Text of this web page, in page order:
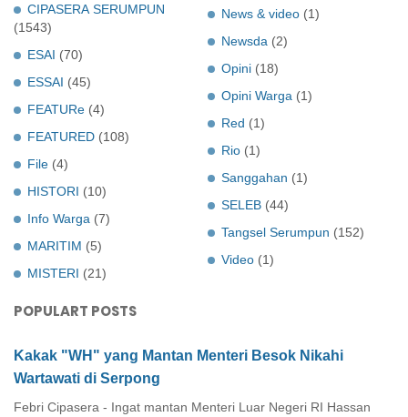
CIPASERA SERUMPUN
(1543)
ESAI (70)
ESSAI (45)
FEATURe (4)
FEATURED (108)
File (4)
HISTORI (10)
Info Warga (7)
MARITIM (5)
MISTERI (21)
News & video (1)
Newsda (2)
Opini (18)
Opini Warga (1)
Red (1)
Rio (1)
Sanggahan (1)
SELEB (44)
Tangsel Serumpun (152)
Video (1)
POPULART POSTS
Kakak "WH" yang Mantan Menteri Besok Nikahi
Wartawati di Serpong
Febri Cipasera - Ingat mantan Menteri Luar Negeri RI Hassan